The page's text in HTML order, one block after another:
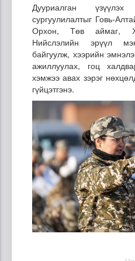
Дууриалган
сургуулилалтыг Говь-
Орхон, Төв аймаг,
Нийслэлийн эрүүл
байгуулж, хээрийн
ажиллуулах, гоц
хэмжээ авах зэрэг
гүйцэтгэнэ.